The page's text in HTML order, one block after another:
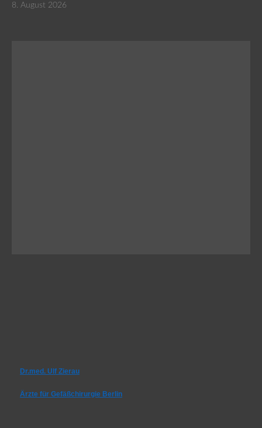
8. August 2026
Dr.med. Ulf Zierau
Ärzte für Gefäßchirurgie Berlin